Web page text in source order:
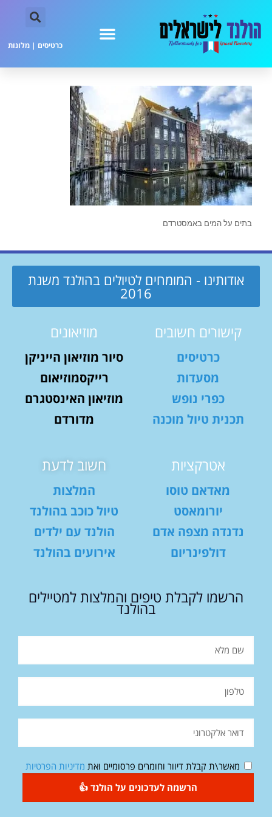
כרטיסים | מלונות
בתים על המים באמסטרדם
אודותינו - המומחים לטיולים בהולנד משנת
2016
קישורים חשובים
כרטיסים
מסעדות
כפרי נופש
תכנית טיול מוכנה
מוזיאונים
סיור מוזיאון הייניקן
רייקסמוזיאום
מוזיאון האינסטגרם
מדורדם
אטרקציות
מאדאם טוסו
יורומאסט
נדנדה מצפה אדם
דולפינריום
חשוב לדעת
המלצות
טיול כוכב בהולנד
הולנד עם ילדים
אירועים בהולנד
הרשמו לקבלת טיפים והמלצות למטיילים
בהולנד
מאשר\ת קבלת דיוור וחומרים פרסומיים ואת מדיניות הפרטיות
הרשמה לעדכונים על הולנד 👍